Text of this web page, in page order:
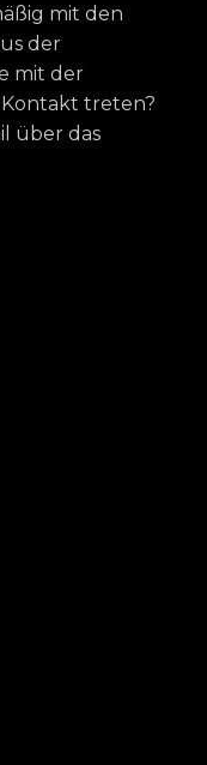
mit den
der
mit der
Kontakt treten?
über das